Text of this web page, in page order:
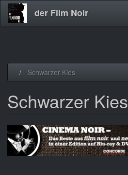
der Film Noir
Schwarzer Kies
Schwarzer Kies